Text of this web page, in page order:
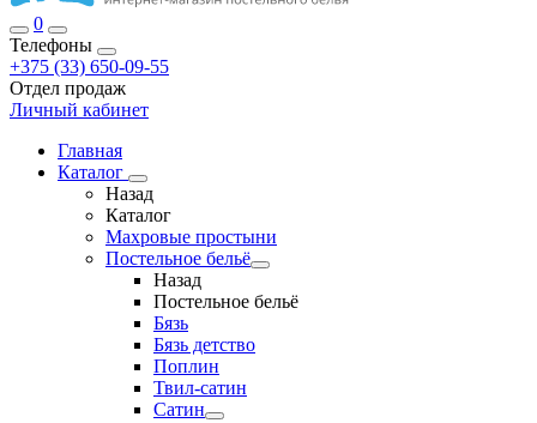
0
Телефоны
+375 (33) 650-09-55
Отдел продаж
Личный кабинет
Главная
Каталог
Назад
Каталог
Махровые простыни
Постельное бельё
Назад
Постельное бельё
Бязь
Бязь детство
Поплин
Твил-сатин
Сатин